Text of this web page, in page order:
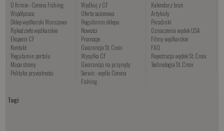
O firmie - Corona Fishing
Współpraca
Sklep wędkarski Warszawa
Rękodzieło wędkarskie
Eksperci CF
Kontakt
Regulamin portalu
Mapa strony
Polityka prywatności
Wędkuj z CF
Oferta sezonowa
Regulamin sklepu
Nowości
Promocje
Gwarancja St. Croix
Wysyłka CF
Gwarancja na przynęty
Serwis - wędki Corona
Fishing
Kalendarz brań
Artykuły
Poradniki
Oznaczenia wędek USA
Filmy wędkarskie
FAQ
Rejestracja wędek St. Croix
Technologia St. Croix
Tagi